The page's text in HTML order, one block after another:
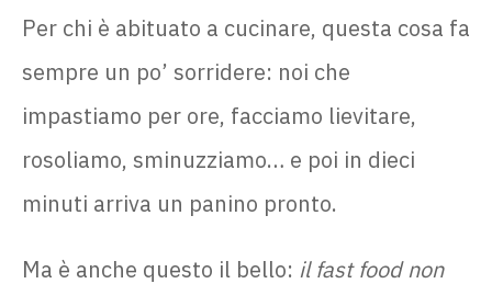
Per chi è abituato a cucinare, questa cosa fa
sempre un po’ sorridere: noi che
impastiamo per ore, facciamo lievitare,
rosoliamo, sminuzziamo… e poi in dieci
minuti arriva un panino pronto.
Ma è anche questo il bello: il fast food non